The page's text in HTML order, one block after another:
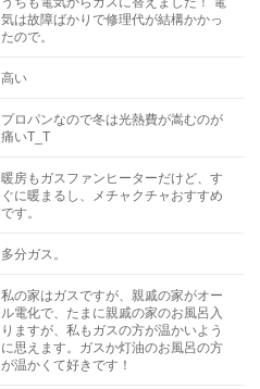
気は故障ばかりで修理代が結構かかっ
たので。
高い
プロパンなので冬は光熱費が嵩むのが
痛いT_T
暖房もガスファンヒーターだけど、す
ぐに暖まるし、メチャクチャおすすめ
です。
多分ガス。
私の家はガスですが、親戚の家がオー
ル電化で、たまに親戚の家のお風呂入
りますが、私もガスの方が温かいよう
に思えます。ガスか灯油のお風呂の方
が温かくて好きです！